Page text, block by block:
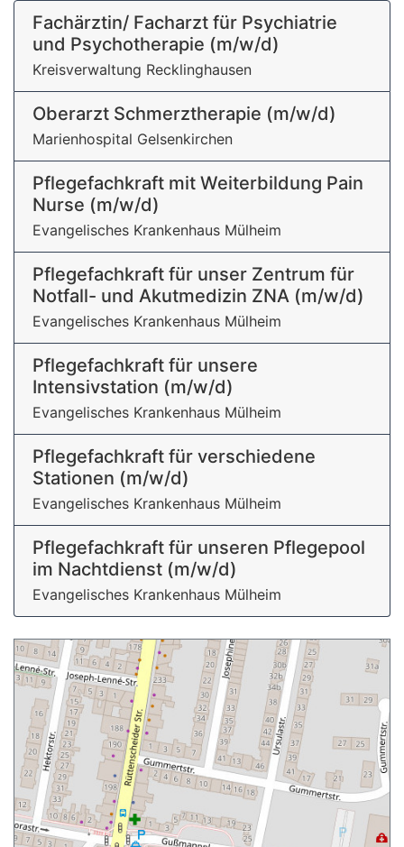
Fachärztin/ Facharzt für Psychiatrie
und Psychotherapie (m/w/d)
Kreisverwaltung Recklinghausen
Oberarzt Schmerztherapie (m/w/d)
Marienhospital Gelsenkirchen
Pflegefachkraft mit Weiterbildung Pain
Nurse (m/w/d)
Evangelisches Krankenhaus Mülheim
Pflegefachkraft für unser Zentrum für
Notfall- und Akutmedizin ZNA (m/w/d)
Evangelisches Krankenhaus Mülheim
Pflegefachkraft für unsere
Intensivstation (m/w/d)
Evangelisches Krankenhaus Mülheim
Pflegefachkraft für verschiedene
Stationen (m/w/d)
Evangelisches Krankenhaus Mülheim
Pflegefachkraft für unseren Pflegepool
im Nachtdienst (m/w/d)
Evangelisches Krankenhaus Mülheim